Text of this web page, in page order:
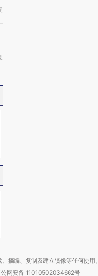
航飞行员跨国走私7万
推广】走进第四届链博
摘编、复制及建立镜像等任何使用。
公网安备 11010502034662号